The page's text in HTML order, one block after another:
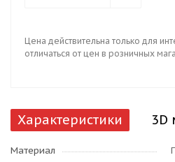
Цена действительна только для
отличаться от цен в розничных
Характеристики 3D
Материал